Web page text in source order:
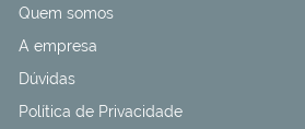
Quem somos
A empresa
Dúvidas
Política de Privacidade